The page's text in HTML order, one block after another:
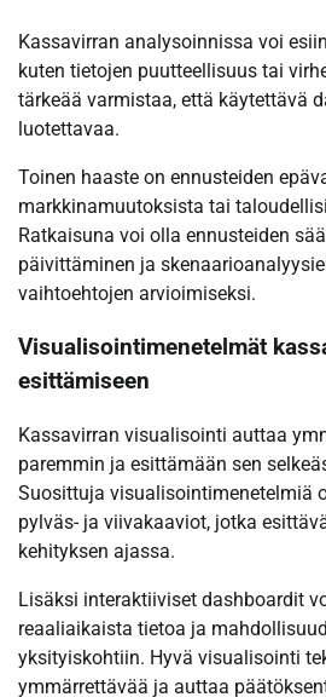
Kassavirran analysoinnissa voi
kuten tietojen puutteellisuus tai
tärkeää varmistaa, että käytettävä
luotettavaa.
Toinen haaste on ennusteiden
markkinamuutoksista tai
Ratkaisuna voi olla ennusteiden
päivittäminen ja
vaihtoehtojen arvioimiseksi.
Visualisointimenetelmät
esittämiseen
Kassavirran visualisointi auttaa
paremmin ja esittämään sen
Suosittuja visualisointimenetelmiä
pylväs- ja viivakaaviot, jotka
kehityksen ajassa.
Lisäksi interaktiiviset dashboardit
reaaliaikaista tietoa ja
yksityiskohtiin. Hyvä visualisointi
ymmärrettävää ja auttaa